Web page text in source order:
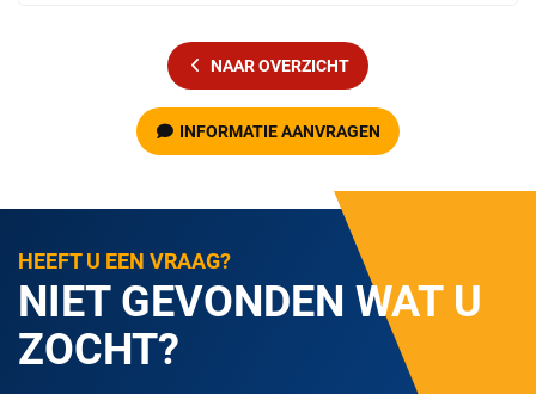
NAAR OVERZICHT
INFORMATIE AANVRAGEN
HEEFT U EEN VRAAG?
NIET GEVONDEN WAT U
ZOCHT?